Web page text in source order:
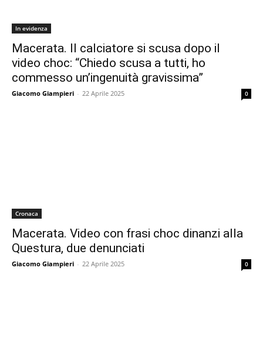
In evidenza
Macerata. Il calciatore si scusa dopo il
video choc: “Chiedo scusa a tutti, ho
commesso un’ingenuità gravissima”
Giacomo Giampieri - 22 Aprile 2025 0
Cronaca
Macerata. Video con frasi choc dinanzi alla
Questura, due denunciati
Giacomo Giampieri - 22 Aprile 2025 0